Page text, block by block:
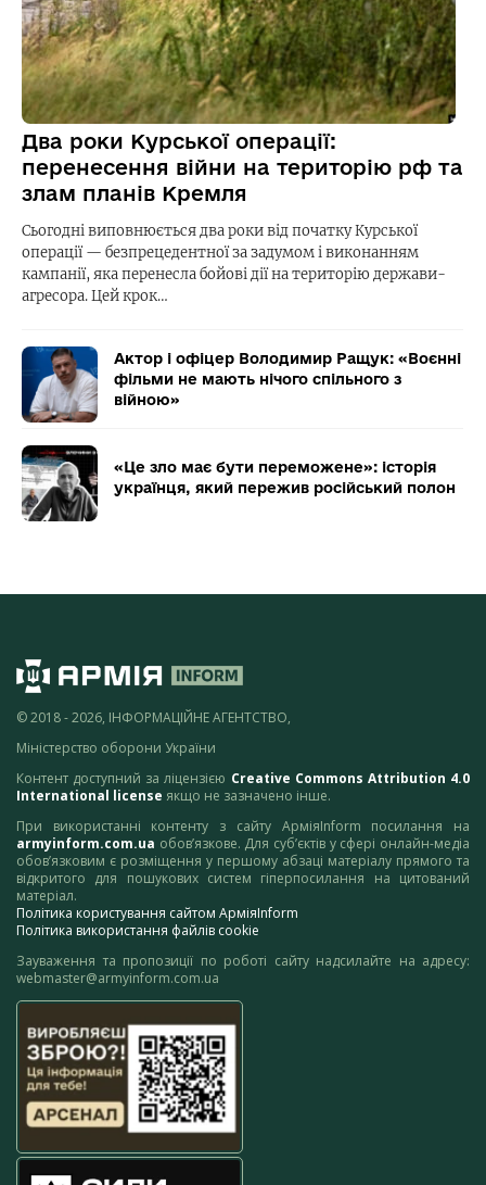
Два роки Курської операції:
перенесення війни на територію рф та
злам планів Кремля
Сьогодні виповнюється два роки від початку Курської
операції — безпрецедентної за задумом і виконанням
кампанії, яка перенесла бойові дії на територію держави-
агресора. Цей крок…
Актор і офіцер Володимир Ращук: «Воєнні
фільми не мають нічого спільного з
війною»
«Це зло має бути переможене»: історія
українця, який пережив російський полон
© 2018 - 2026, ІНФОРМАЦІЙНЕ АГЕНТСТВО,
Міністерство оборони України
Контент доступний за ліцензією Creative Commons Attribution 4.0
International license якщо не зазначено інше.
При використанні контенту з сайту АрміяInform посилання на
armyinform.com.ua обов’язкове. Для суб’єктів у сфері онлайн-медіа
обов’язковим є розміщення у першому абзаці матеріалу прямого та
відкритого для пошукових систем гіперпосилання на цитований
матеріал.
Політика користування сайтом АрміяInform
Політика використання файлів cookie
Зауваження та пропозиції по роботі сайту надсилайте на адресу:
webmaster@armyinform.com.ua